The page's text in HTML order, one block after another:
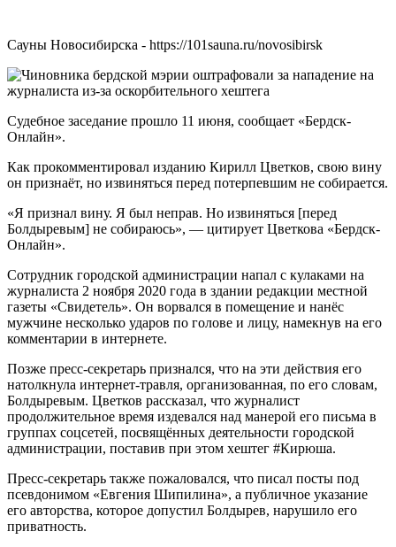
Сауны Новосибирска - https://101sauna.ru/novosibirsk
Судебное заседание прошло 11 июня, сообщает «Бердск-
Онлайн».
Как прокомментировал изданию Кирилл Цветков, свою вину
он признаёт, но извиняться перед потерпевшим не собирается.
«Я признал вину. Я был неправ. Но извиняться [перед
Болдыревым] не собираюсь», — цитирует Цветкова «Бердск-
Онлайн».
Сотрудник городской администрации напал с кулаками на
журналиста 2 ноября 2020 года в здании редакции местной
газеты «Свидетель». Он ворвался в помещение и нанёс
мужчине несколько ударов по голове и лицу, намекнув на его
комментарии в интернете.
Позже пресс-секретарь признался, что на эти действия его
натолкнула интернет-травля, организованная, по его словам,
Болдыревым. Цветков рассказал, что журналист
продолжительное время издевался над манерой его письма в
группах соцсетей, посвящённых деятельности городской
администрации, поставив при этом хештег #Кирюша.
Пресс-секретарь также пожаловался, что писал посты под
псевдонимом «Евгения Шипилина», а публичное указание
его авторства, которое допустил Болдырев, нарушило его
приватность.